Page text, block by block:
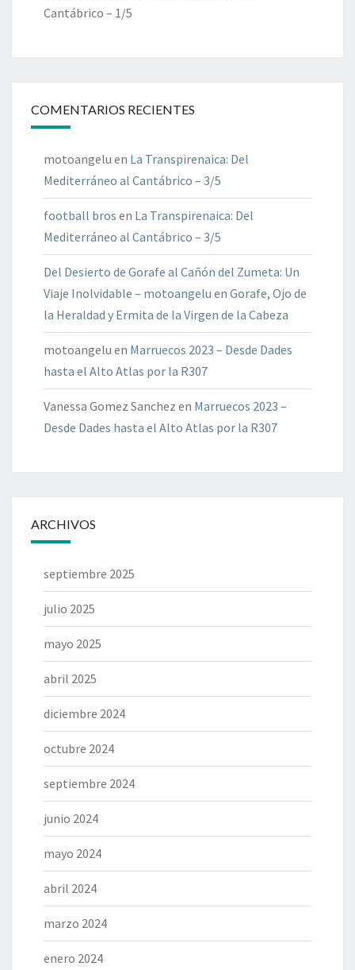
Cantábrico – 1/5
COMENTARIOS RECIENTES
motoangelu en La Transpirenaica: Del
Mediterráneo al Cantábrico – 3/5
football bros en La Transpirenaica: Del
Mediterráneo al Cantábrico – 3/5
Del Desierto de Gorafe al Cañón del Zumeta: Un
Viaje Inolvidable – motoangelu en Gorafe, Ojo de
la Heraldad y Ermita de la Virgen de la Cabeza
motoangelu en Marruecos 2023 – Desde Dades
hasta el Alto Atlas por la R307
Vanessa Gomez Sanchez en Marruecos 2023 –
Desde Dades hasta el Alto Atlas por la R307
ARCHIVOS
septiembre 2025
julio 2025
mayo 2025
abril 2025
diciembre 2024
octubre 2024
septiembre 2024
junio 2024
mayo 2024
abril 2024
marzo 2024
enero 2024